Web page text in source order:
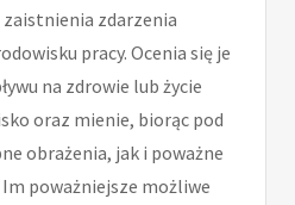
zaistnienia zdarzenia
pracy. Ocenia się je
na zdrowie lub życie
oraz mienie, biorąc pod
obrażenia, jak i poważne
poważniejsze możliwe